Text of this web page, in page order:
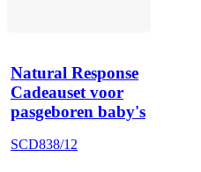
Natural Response
Cadeauset voor
pasgeboren baby's
SCD838/12